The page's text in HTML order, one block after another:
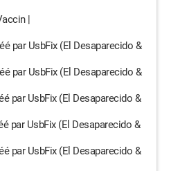
|
par UsbFix (El Desaparecido &
par UsbFix (El Desaparecido &
par UsbFix (El Desaparecido &
par UsbFix (El Desaparecido &
par UsbFix (El Desaparecido &